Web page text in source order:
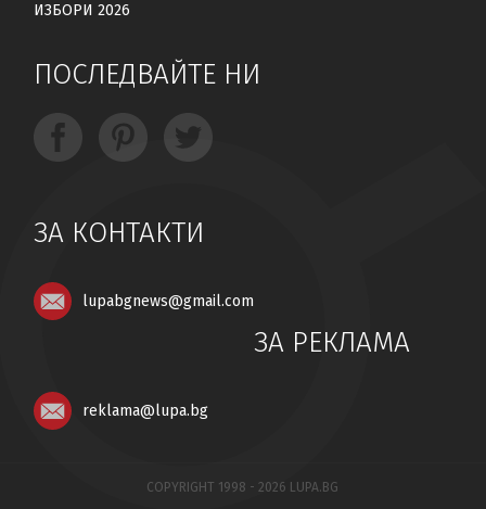
ИЗБОРИ 2026
ПОСЛЕДВАЙТЕ НИ
ЗА КОНТАКТИ
lupabgnews@gmail.com
ЗА РЕКЛАМА
reklama@lupa.bg
COPYRIGHT 1998 - 2026 LUPA.BG